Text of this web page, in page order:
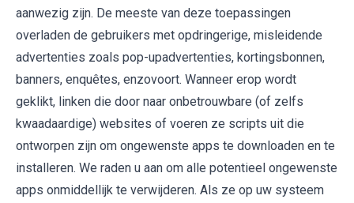
aanwezig zijn. De meeste van deze toepassingen
overladen de gebruikers met opdringerige, misleidende
advertenties zoals pop-upadvertenties, kortingsbonnen,
banners, enquêtes, enzovoort. Wanneer erop wordt
geklikt, linken die door naar onbetrouwbare (of zelfs
kwaadaardige) websites of voeren ze scripts uit die
ontworpen zijn om ongewenste apps te downloaden en te
installeren. We raden u aan om alle potentieel ongewenste
apps onmiddellijk te verwijderen. Als ze op uw systeem